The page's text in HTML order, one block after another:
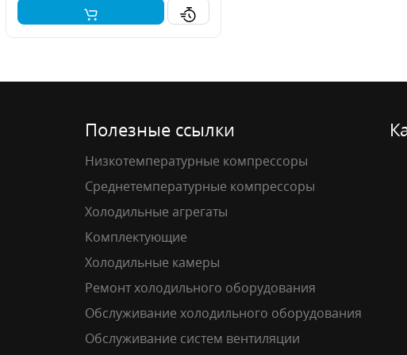
Полезные ссылки
Низкотемпературные компрессоры
Среднетемпературные компрессоры
Холодильные агрегаты
Комплектующие
Холодильные камеры
Ремонт холодильного оборудования
Обслуживание холодильного оборудования
Обслуживание систем вентиляции